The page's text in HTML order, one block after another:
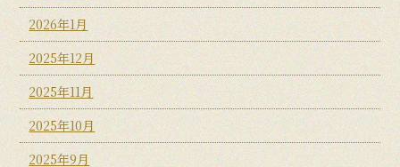
2026年1月
2025年12月
2025年11月
2025年10月
2025年9月